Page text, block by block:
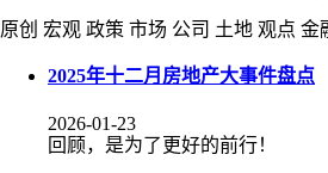
原创 宏观 政策 市场 公司 土地 观点 金
2025年十二月房地产大事件盘点
2026-01-23
回顾，是为了更好的前行！